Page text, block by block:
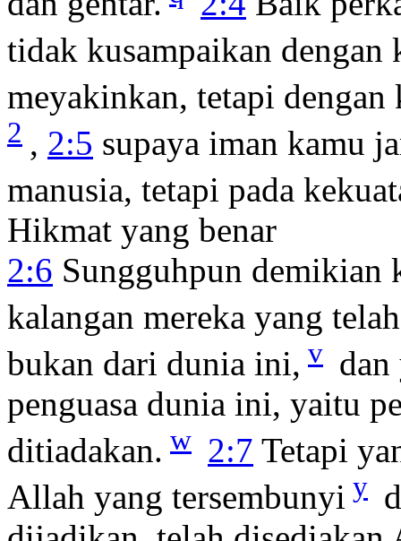
tidak kusampaikan dengan
meyakinkan, tetapi
2 , 2:5 supaya iman kamu
manusia, tetapi pada
Hikmat yang benar
2:6 Sungguhpun demikian
kalangan mereka yang
bukan dari dunia ini, v dan
penguasa dunia ini, yaitu
ditiadakan. w 2:7 Tetapi
Allah yang tersembunyi y